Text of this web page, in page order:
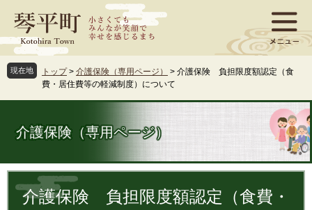
ジ
先
頭
ュ
を
飛
現在地 トップ > 介護保険（専用ページ） > 介護保険 負担限度額認定（食
費・居住費等の軽減制度）について
介護保険（専用ページ）
文 介護保険 負担限度額認定（食費・